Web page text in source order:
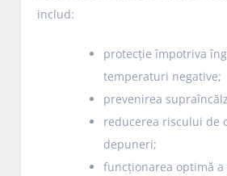
includ:
protecție împotriva
temperaturi negative;
prevenirea
reducerea riscului de
depuneri;
funcționarea optimă